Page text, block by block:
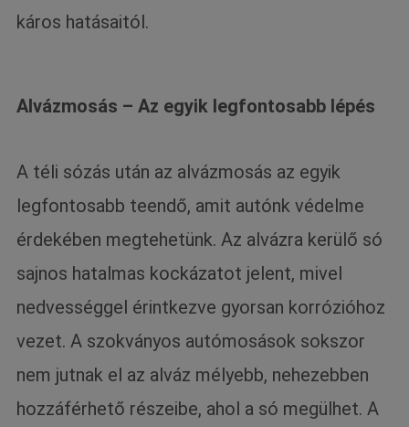
káros hatásaitól.
Alvázmosás – Az egyik legfontosabb lépés
A téli sózás után az alvázmosás az egyik
legfontosabb teendő, amit autónk védelme
érdekében megtehetünk. Az alvázra kerülő só
sajnos hatalmas kockázatot jelent, mivel
nedvességgel érintkezve gyorsan korrózióhoz
vezet. A szokványos autómosások sokszor
nem jutnak el az alváz mélyebb, nehezebben
hozzáférhető részeibe, ahol a só megülhet. A